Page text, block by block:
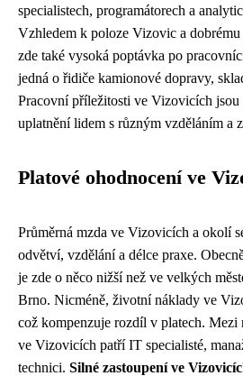
specialistech, programátorech a
Vzhledem k poloze Vizovic a
zde také vysoká poptávka po
jedná o řidiče kamionové dopravy,
Pracovní příležitosti ve Vizovicích jsou
uplatnění lidem s různým vzděláním a
Platové ohodnocení ve
Průměrná mzda ve Vizovicích a okolí
odvětví, vzdělání a délce praxe.
je zde o něco nižší než ve velkých
Brno. Nicméně, životní náklady ve
což kompenzuje rozdíl v platech. Mezi
ve Vizovicích patří IT specialisté,
technici. Silné zastoupení ve